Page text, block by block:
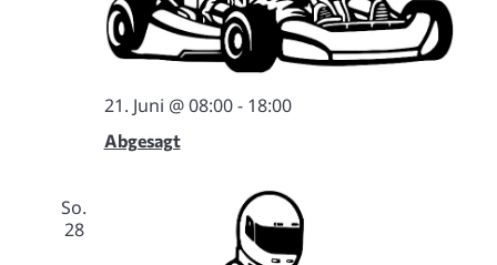
Abgesagt
21. Juni @ 08:00- 18:00
So.
28